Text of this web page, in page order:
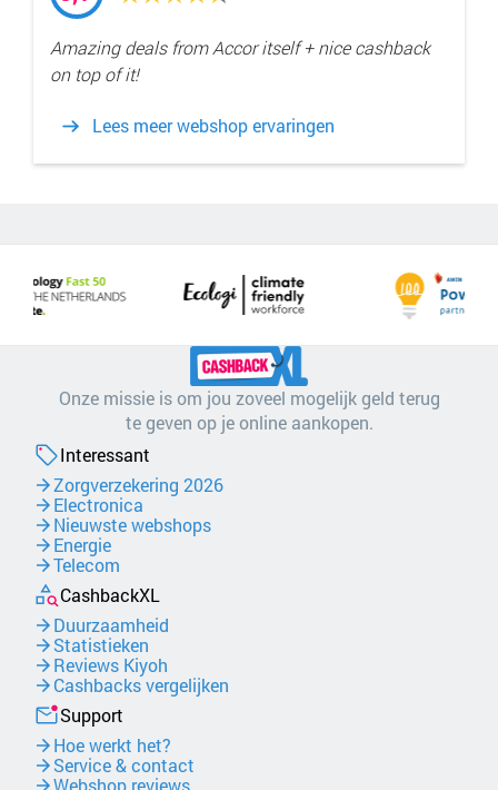
Amazing deals from Accor itself + nice cashback
on top of it!
Lees meer webshop ervaringen
Onze missie is om jou zoveel mogelijk geld terug
te geven op je online aankopen.
Interessant
Zorgverzekering 2026
Electronica
Nieuwste webshops
Energie
Telecom
CashbackXL
Duurzaamheid
Statistieken
Reviews Kiyoh
Cashbacks vergelijken
Support
Hoe werkt het?
Service & contact